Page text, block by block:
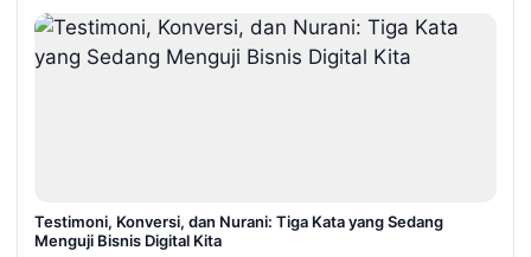
Testimoni, Konversi, dan Nurani: Tiga Kata yang Sedang
Menguji Bisnis Digital Kita